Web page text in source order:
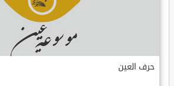
حرف العين